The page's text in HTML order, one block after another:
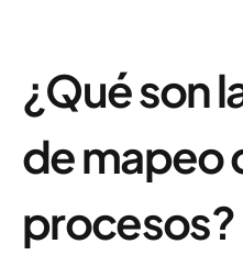
¿Qué son
de mapeo
procesos?